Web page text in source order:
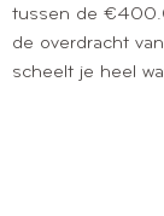
tussen de
de overdracht
scheelt je heel